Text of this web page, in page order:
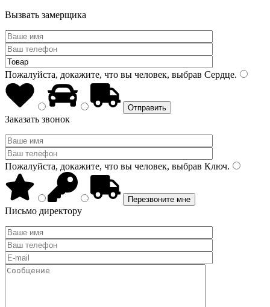
Вызвать замерщика
Пожалуйста, докажите, что вы человек, выбрав Сердце.
Заказать звонок
Пожалуйста, докажите, что вы человек, выбрав Ключ.
Письмо директору